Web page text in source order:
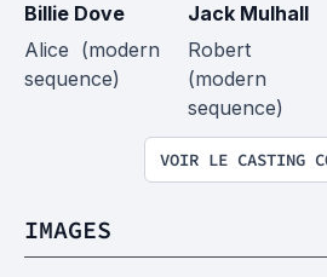
Billie Dove
Alice  (modern
sequence)
Jack Mulhall
Robert
(modern
sequence)
VOIR LE CASTING
IMAGES